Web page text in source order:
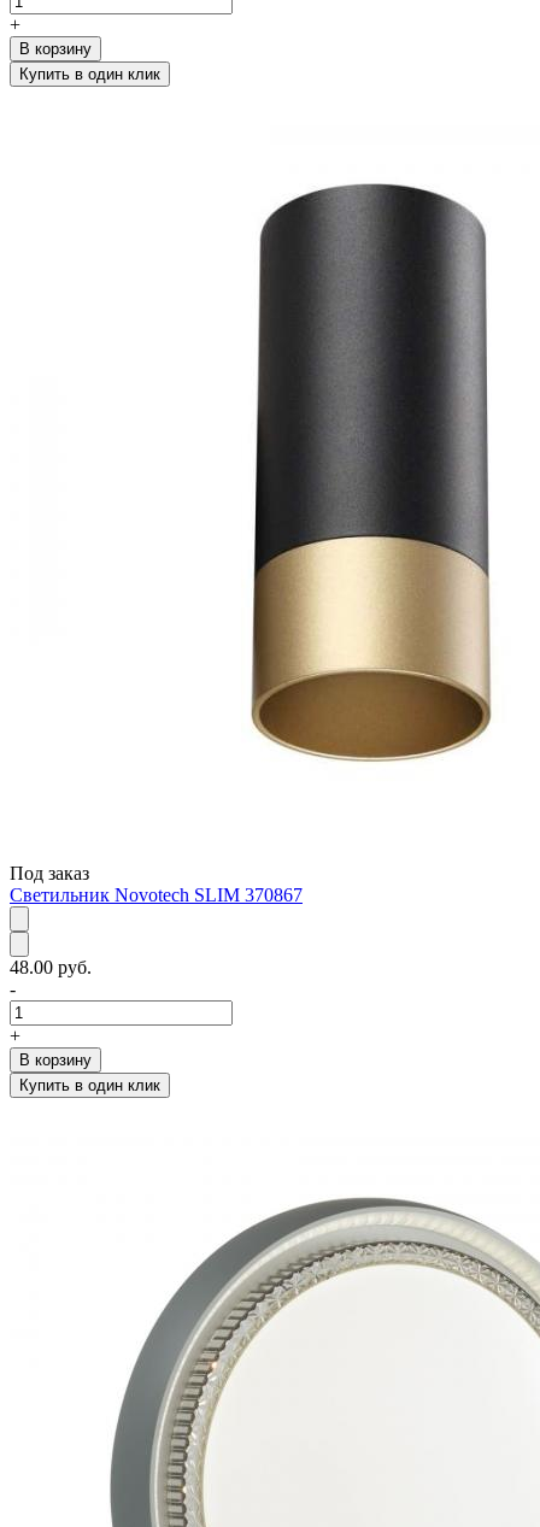
+
В корзину
Купить в один клик
Под заказ
Светильник Novotech SLIM 370867
48.00 руб.
-
+
В корзину
Купить в один клик